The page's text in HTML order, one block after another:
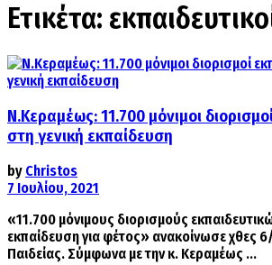
Ετικέτα:
Ν.Κεραμέως: 11.700 μόνιμοι
στη γενική εκπαίδευση
by Christos
7 Ιουλίου, 2021
«11.700 μόνιμους διορισμούς
εκπαίδευση για φέτος» ανακοίνωσε χθες
Παιδείας. Σύμφωνα με την κ. Κεραμέως ...